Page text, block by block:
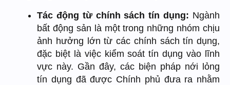
Tác động từ chính sách tín dụng: Ngành
bất động sản là một trong những nhóm chịu
ảnh hưởng lớn từ các chính sách tín dụng,
đặc biệt là việc kiểm soát tín dụng vào lĩnh
vực này. Gần đây, các biện pháp nới lỏng
tín dụng đã được Chính phủ đưa ra nhằm